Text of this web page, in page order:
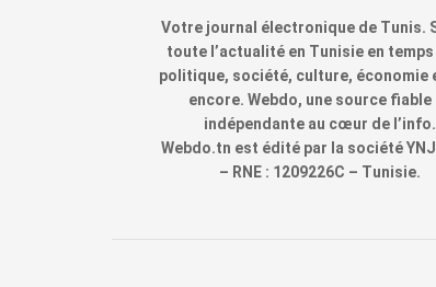
Votre journal électronique de Tunis.
toute l’actualité en Tunisie en temps
politique, société, culture, économie
encore. Webdo, une source fiable
indépendante au cœur de l’info.
Webdo.tn est édité par la société YNJ
– RNE : 1209226C – Tunisie.